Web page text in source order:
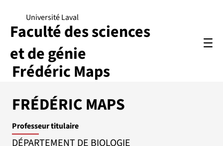
Frédéric Maps
Université Laval
Faculté des sciences
et de génie
FRÉDÉRIC MAPS
Professeur titulaire
DÉPARTEMENT DE BIOLOGIE